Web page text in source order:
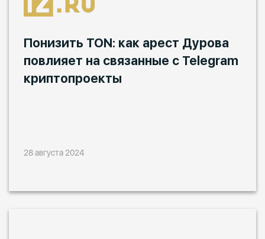
Понизить TON: как арест Дурова
повлияет на связанные с Telegram
криптопроекты
28 августа 2024